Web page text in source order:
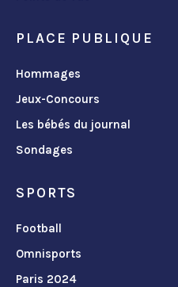
PLACE PUBLIQUE
Hommages
Jeux-Concours
Les bébés du journal
Sondages
SPORTS
Football
Omnisports
Paris 2024